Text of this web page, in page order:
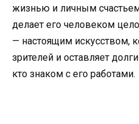
жизнью и личным
делает его человеком
— настоящим искусством,
зрителей и оставляет
кто знаком с его работами.